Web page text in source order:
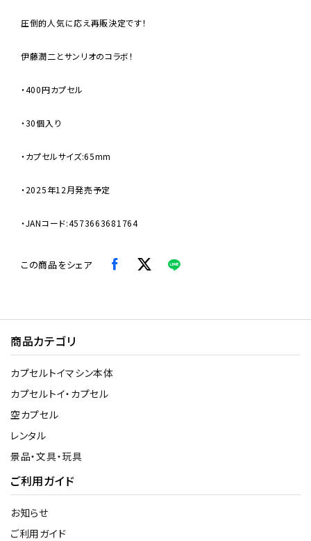
圧倒的人気に応え再販決定です！
伊藤潤二とサンリオのコラボ！
・400円カプセル
・30個入り
・カプセルサイズ:65mm
・2025年12月発売予定
・JANコード:4573663681764
この商品をシェア
商品カテゴリ
カプセルトイマシン本体
カプセルトイ・カプセル
空カプセル
レンタル
景品・文具・玩具
ご利用ガイド
お知らせ
ご利用ガイド